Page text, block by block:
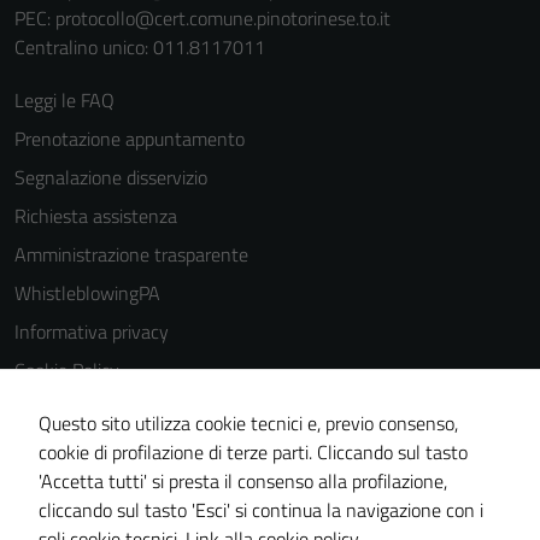
PEC: protocollo@cert.comune.pinotorinese.to.it
Centralino unico: 011.8117011
Leggi le FAQ
Prenotazione appuntamento
Segnalazione disservizio
Richiesta assistenza
Amministrazione trasparente
WhistleblowingPA
Informativa privacy
Cookie Policy
Note legali
Dichiarazione di accessibilità
Piano di miglioramento del sito
Certificazione sistema gestione qualità
Questo sito utilizza cookie tecnici e, previo consenso,
cookie di profilazione di terze parti. Cliccando sul tasto
'Accetta tutti' si presta il consenso alla profilazione,
cliccando sul tasto 'Esci' si continua la navigazione con i